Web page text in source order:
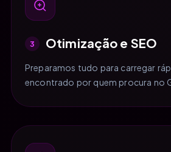
3 Otimização e SEO
Preparamos tudo para carregar
encontrado por quem procura no